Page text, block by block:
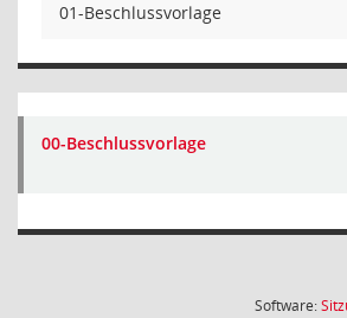
01-Beschlussvorlage
00-Beschlussvorlage
Software: